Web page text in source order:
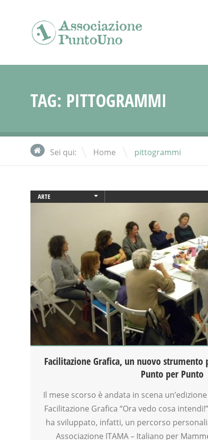
TAG: PITTOGRAMMI
Sei qui: Home \ pittogrammi
ARTE
CREATIVITÀ
EDUCATORE
FACILITAZIONE GRAFICA
FORMAZIONE
LABORATORIO
MAMME
MOOD BOX
PEDAGOGIA
SCUOLA
VIA FARUFFINI
Facilitazione Grafica, un nuovo strumento
Punto per Punto
Il mese scorso è andata in scena
Facilitazione Grafica “Ora vedo cosa
ha sviluppato, infatti, un percorso
Associazione ITAMA – Italiano per